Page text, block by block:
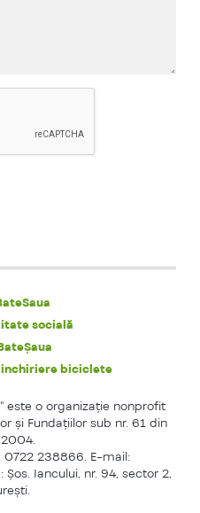
socială
biciclete
este o organizaţie nonprofit
şi Fundaţiilor sub nr. 61 din
0722 238866. E-mail:
Şos. Iancului, nr. 94, sector 2,